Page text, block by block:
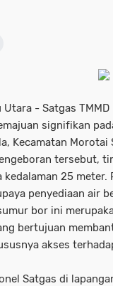
- Satgas TMMD
signifikan
Kecamatan
tersebut,
kedalaman 25 meter.
penyediaan air
bor ini
bertujuan
akses
Satgas di